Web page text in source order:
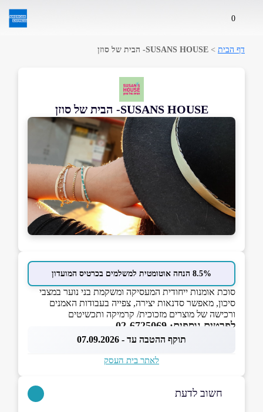
0
דף הבית > SUSANS HOUSE- הבית של סוזן
SUSANS HOUSE- הבית של סוזן
8.5% הנחה אוטומטית למשלמים בכרטיס המועדון
סוכת אומנות ייחודית המעסיקה ומשקמת בני נוער במצבי
סיכון, מאפשר סדנאות יצירה, צפייה בעבודות האמנים
ורכישה של מוצרים מזכוכית/ קרמיקה ותכשיטים
לפרטים נוספים: 02-6725069
תוקף ההטבה עד - 07.09.2026
לאתר בית העסק
חשוב לדעת